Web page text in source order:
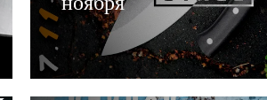
ЧИТАТЬ